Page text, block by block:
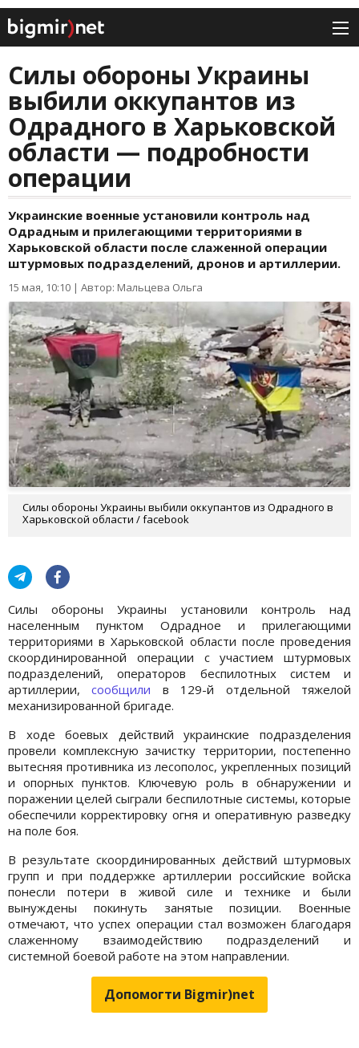
Силы обороны Украины
выбили оккупантов из
Одрадного в Харьковской
области — подробности
операции
Украинские военные установили контроль над
Одрадным и прилегающими территориями в
Харьковской области после слаженной операции
штурмовых подразделений, дронов и артиллерии.
15 мая, 10:10 | Автор: Мальцева Ольга
Силы обороны Украины выбили оккупантов из Одрадного в
Харьковской области / facebook
Силы обороны Украины установили контроль над
населенным пунктом Одрадное и прилегающими
территориями в Харьковской области после проведения
скоординированной операции с участием штурмовых
подразделений, операторов беспилотных систем и
артиллерии,сообщили в 129-й отдельной тяжелой
механизированной бригаде.
В ходе боевых действий украинские подразделения
провели комплексную зачистку территории, постепенно
вытесняя противника из лесополос, укрепленных позиций
и опорных пунктов. Ключевую роль в обнаружении и
поражении целей сыграли беспилотные системы, которые
обеспечили корректировку огня и оперативную разведку
на поле боя.
В результате скоординированных действий штурмовых
групп и при поддержке артиллерии российские войска
понесли потери в живой силе и технике и были
вынуждены покинуть занятые позиции. Военные
отмечают, что успех операции стал возможен благодаря
слаженному взаимодействию подразделений и
системной боевой работе на этом направлении.
Допомогти Bigmir)net